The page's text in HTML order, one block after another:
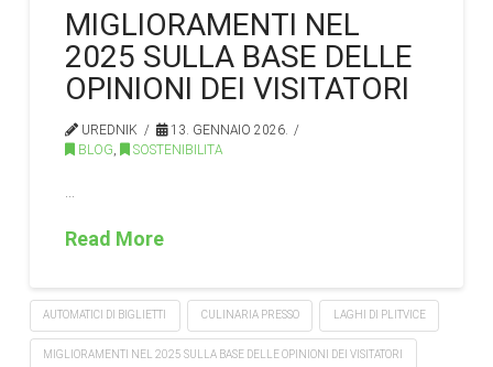
MIGLIORAMENTI NEL
2025 SULLA BASE DELLE
OPINIONI DEI VISITATORI
UREDNIK
13. GENNAIO 2026.
BLOG, SOSTENIBILITA
Read More
AUTOMATICI DI BIGLIETTI CULINARIA PRESSO LAGHI DI PLITVICE
MIGLIORAMENTI NEL 2025 SULLA BASE DELLE OPINIONI DEI VISITATORI